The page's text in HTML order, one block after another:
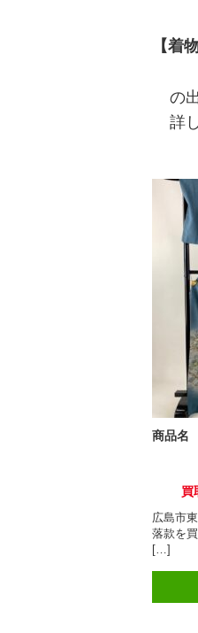
【着
の
詳
商品名
買
広島市
落款を
[…]